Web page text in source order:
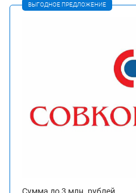
ВЫГОДНОЕ ПРЕДЛОЖЕНИЕ
Сумма до 3 млн. рублей